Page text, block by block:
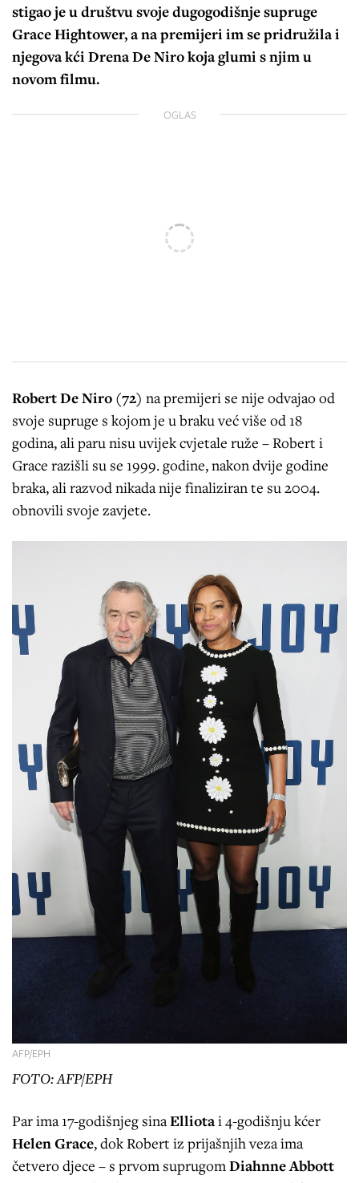
stigao je u društvu svoje dugogodišnje supruge
Grace Hightower, a na premijeri im se pridružila i
njegova kći Drena De Niro koja glumi s njim u
novom filmu.
OGLAS
Robert De Niro (72) na premijeri se nije odvajao od
svoje supruge s kojom je u braku već više od 18
godina, ali paru nisu uvijek cvjetale ruže – Robert i
Grace razišli su se 1999. godine, nakon dvije godine
braka, ali razvod nikada nije finaliziran te su 2004.
obnovili svoje zavjete.
AFP/EPH
FOTO: AFP/EPH
Par ima 17-godišnjeg sinaElliotai 4-godišnju kćer
Helen Grace, dok Robert iz prijašnjih veza ima
četvero djece – s prvom suprugomDiahnne Abbott